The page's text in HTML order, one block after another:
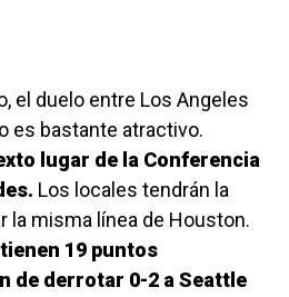
el duelo entre Los Angeles
es bastante atractivo.
lugar de la Conferencia
Los locales tendrán la
la misma línea de Houston.
19 puntos
de derrotar 0-2 a Seattle